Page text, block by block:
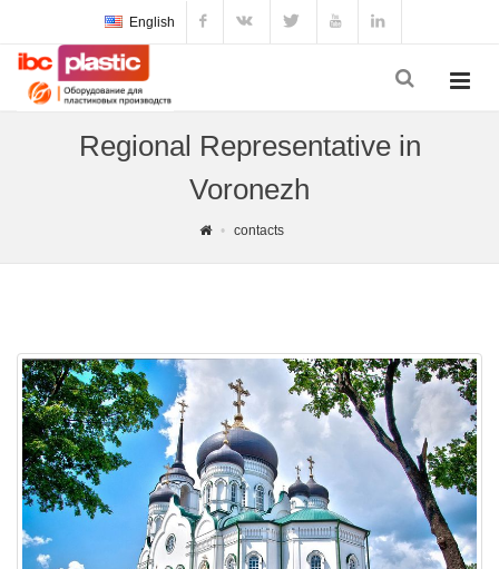
English
Regional Representative in
Voronezh
contacts